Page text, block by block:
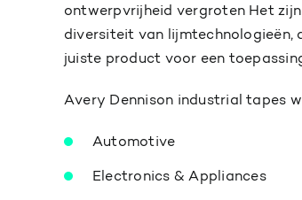
ontwerpvrijheid vergroten Het
diversiteit van lijmtechnologieën,
juiste product voor een
Avery Dennison industrial tapes
Automotive
Electronics & Appliances